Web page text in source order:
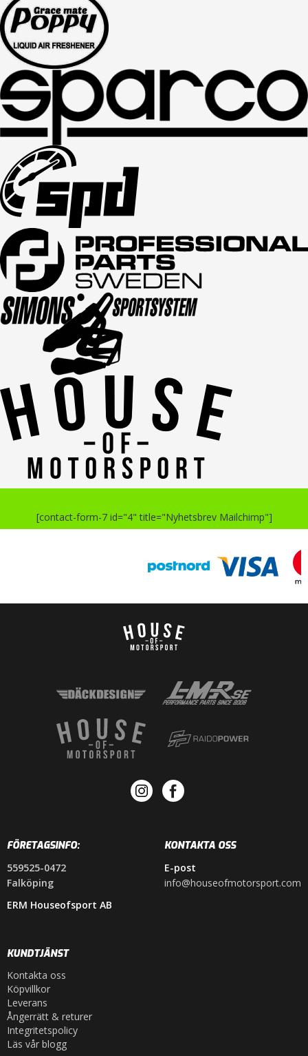
[contact-form-7 id="4" title="Nyhetsbrev Mailchimp"]
FÖRETAGSINFO:
559525-0472
Falköping
ERM Houseofsport AB
KONTAKTA OSS
E-post
info@houseofmotorsport.com
KUNDTJÄNST
Kontakta oss
Köpvillkor
Leverans
Ångerrätt & returer
Integritetspolicy
Läs vår blogg